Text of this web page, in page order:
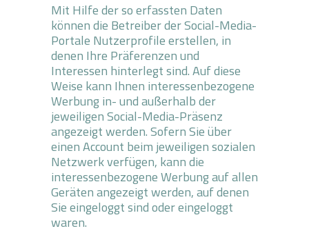
Mit Hilfe der so erfassten Daten
können die Betreiber der Social-Media-
Portale Nutzerprofile erstellen, in
denen Ihre Präferenzen und
Interessen hinterlegt sind. Auf diese
Weise kann Ihnen interessenbezogene
Werbung in- und außerhalb der
jeweiligen Social-Media-Präsenz
angezeigt werden. Sofern Sie über
einen Account beim jeweiligen sozialen
Netzwerk verfügen, kann die
interessenbezogene Werbung auf allen
Geräten angezeigt werden, auf denen
Sie eingeloggt sind oder eingeloggt
waren.